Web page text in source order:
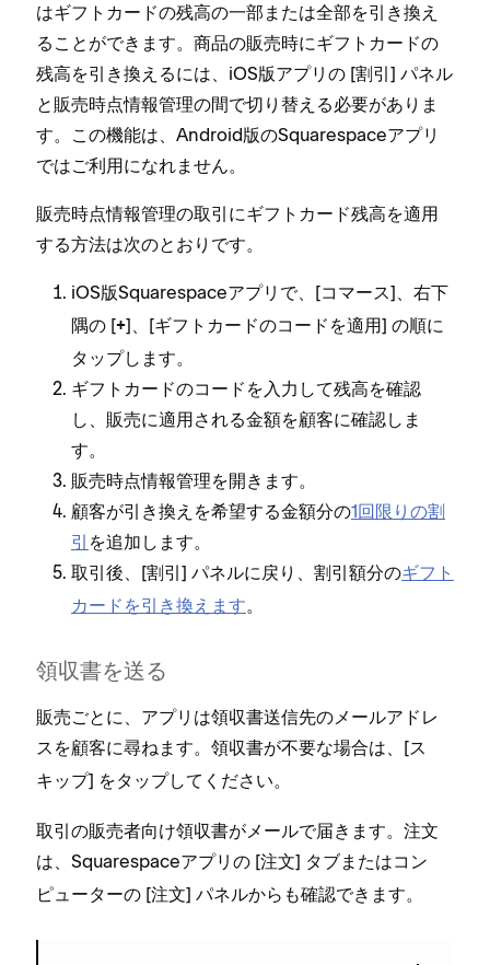
はギフトカ⁠ードの残高の一部または全部を引き換え
ることができます⁠。商品の販売時にギフトカ⁠ードの
残高を引き換えるには⁠、iOS版アプリの [⁠割引⁠] パネル
と販売時点情報管理の間で切り替える必要がありま
す⁠。この機能は⁠、Android版のSquarespaceアプリ
ではご利用になれません⁠。
販売時点情報管理の取引にギフトカ⁠ード残高を適用
する方法は次のとおりです⁠。
iOS版Squarespaceアプリで⁠、[⁠コマ⁠ース⁠]⁠、右下
隅の [⁠+⁠]⁠、[⁠ギフトカ⁠ードのコ⁠ードを適用⁠] の順に
タ⁠ップします⁠。
ギフトカ⁠ードのコ⁠ードを入力して残高を確認
し⁠、販売に適用される金額を顧客に確認しま
す⁠。
販売時点情報管理を開きます⁠。
顧客が引き換えを希望する金額分の1回限りの割
引 を追加します⁠。
取引後⁠、[⁠割引 ⁠] パネルに戻り⁠、割引額分のギフト
カ⁠ードを引き換えます⁠。
領収書を送る
販売ごとに⁠、アプリは領収書送信先のメ⁠ールアドレ
スを顧客に尋ねます⁠。領収書が不要な場合は⁠、[⁠ス
キ⁠ップ⁠] をタ⁠ップしてください⁠。
取引の販売者向け領収書がメ⁠ールで届きます⁠。注文
は⁠、Squarespaceアプリの [⁠注文⁠] タブまたはコン
ピ⁠ュ⁠ータ⁠ーの [⁠注文⁠] パネルからも確認できます⁠。